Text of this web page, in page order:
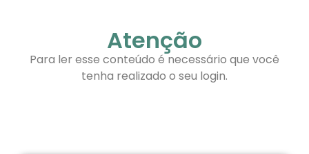
Atenção
Para ler esse conteúdo é necessário que você
tenha realizado o seu login.